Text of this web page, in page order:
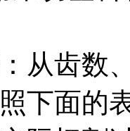
从齿数
下面的